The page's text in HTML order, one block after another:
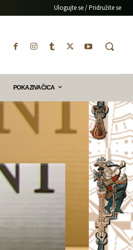
Ulogujte se / Pridružite se
POKAZIVAČICA